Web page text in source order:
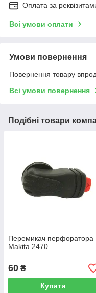
Оплата за
Всі умови оплати
Умови повернення
Повернення товару
Всі умови повернення
Подібні товари
Перемикач перфоратора
Makita 2470
60 ₴
Купити